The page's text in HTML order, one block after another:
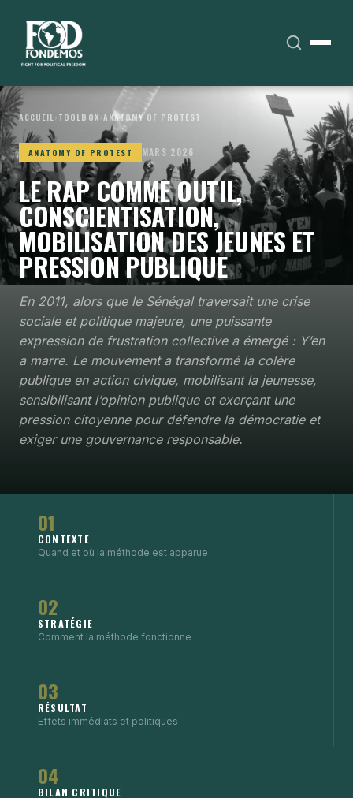
ACCUEIL › TOOLBOX ANATOMY OF PROTEST
ANATOMY OF PROTEST MARS 2026
LE RAP COMME OUTIL,
CONSCIENTISATION,
MOBILISATION DES JEUNES ET
PRESSION PUBLIQUE
En 2011, alors que le Sénégal traversait une crise
sociale et politique majeure, une puissante
expression de frustration collective a émergé : Y’en
a marre. Le mouvement a transformé la colère
publique en action civique, mobilisant la jeunesse,
sensibilisant l’opinion publique et exerçant une
pression citoyenne pour défendre la démocratie et
exiger une gouvernance responsable.
01
CONTEXTE
Quand et où la méthode est apparue
02
STRATÉGIE
Comment la méthode fonctionne
03
RÉSULTAT
Effets immédiats et politiques
04
BILAN CRITIQUE